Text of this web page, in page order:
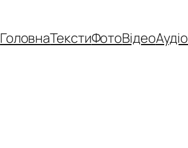
ГоловнаТекстиФотоВідеоАудіо